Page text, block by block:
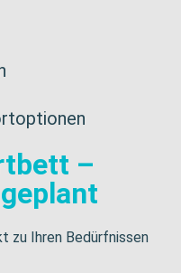
–
zu Ihren Bedürfnissen